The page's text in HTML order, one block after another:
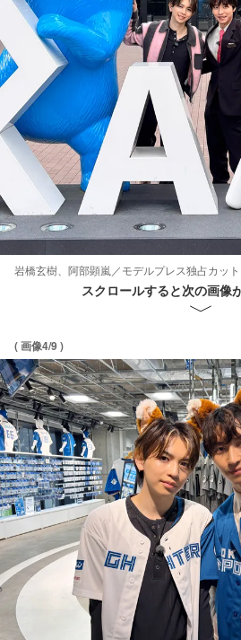
岩橋玄樹、阿部顕嵐／モデルプレス独占カッ
スクロールすると次の画像
( 画像4/9 )